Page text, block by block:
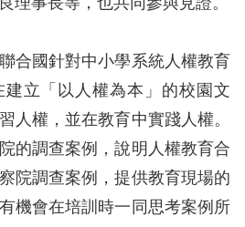
合國針對中小學系統人權教育
立「以人權為本」的校園文
人權，並在教育中實踐人權。
的調查案例，說明人權教育合
院調查案例，提供教育現場的
機會在培訓時一同思考案例所